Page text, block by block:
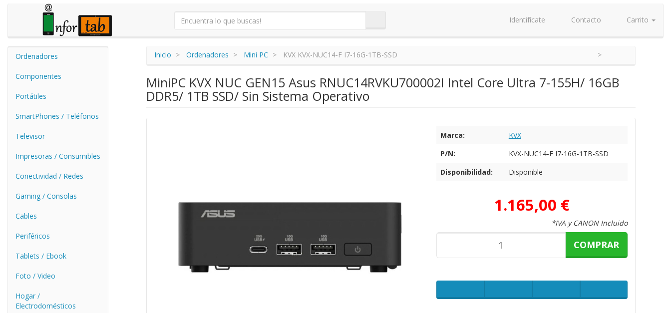
Identifícate Contacto Carrito
Ordenadores
Componentes
Portátiles
SmartPhones / Teléfonos
Televisor
Impresoras / Consumibles
Conectividad / Redes
Gaming / Consolas
Cables
Periféricos
Tablets / Ebook
Foto / Video
Hogar /
Electrodomésticos
Inicio Ordenadores Mini PC KVX KVX-NUC14-F I7-16G-1TB-SSD
MiniPC KVX NUC GEN15 Asus RNUC14RVKU700002I Intel Core Ultra 7-155H/ 16GB
DDR5/ 1TB SSD/ Sin Sistema Operativo
Marca:
KVX
P/N:
KVX-NUC14-F I7-16G-1TB-SSD
Disponibilidad:
Disponible
1.165,00 €
*IVA y CANON Incluido
COMPRAR